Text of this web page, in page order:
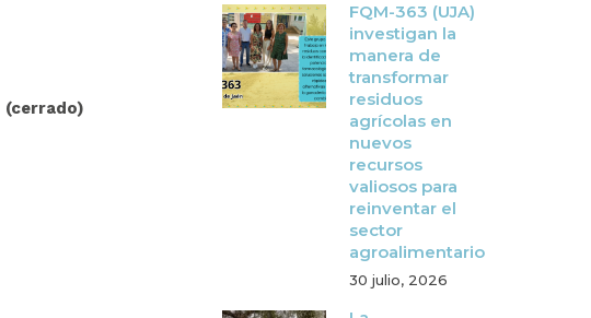
(cerrado)
FQM-363 (UJA)
investigan la
manera de
transformar
residuos
agrícolas en
nuevos
recursos
valiosos para
reinventar el
sector
agroalimentario
30 julio, 2026